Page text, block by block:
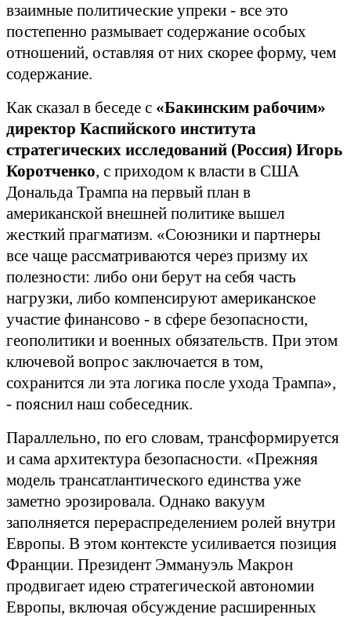
взаимные политические упреки - все это
постепенно размывает содержание особых
отношений, оставляя от них скорее форму, чем
содержание.
Как сказал в беседе с «Бакинским рабочим»
директор Каспийского института
стратегических исследований (Россия) Игорь
Коротченко, с приходом к власти в США
Дональда Трампа на первый план в
американской внешней политике вышел
жесткий прагматизм. «Союзники и партнеры
все чаще рассматриваются через призму их
полезности: либо они берут на себя часть
нагрузки, либо компенсируют американское
участие финансово - в сфере безопасности,
геополитики и военных обязательств. При этом
ключевой вопрос заключается в том,
сохранится ли эта логика после ухода Трампа»,
- пояснил наш собеседник.
Параллельно, по его словам, трансформируется
и сама архитектура безопасности. «Прежняя
модель трансатлантического единства уже
заметно эрозировала. Однако вакуум
заполняется перераспределением ролей внутри
Европы. В этом контексте усиливается позиция
Франции. Президент Эммануэль Макрон
продвигает идею стратегической автономии
Европы, включая обсуждение расширенных